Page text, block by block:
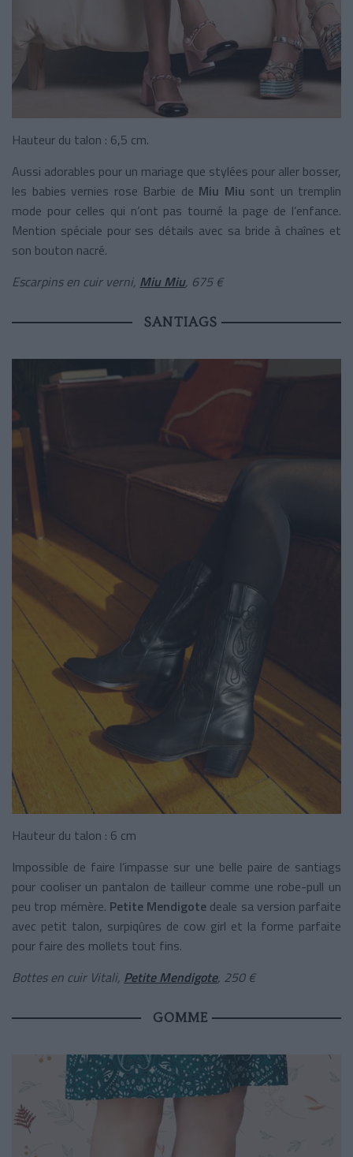
Hauteur du talon : 6,5 cm.
Aussi adorables pour un mariage que stylées pour aller bosser,
les babies vernies rose Barbie de Miu Miu sont un tremplin
mode pour celles qui n’ont pas tourné la page de l’enfance.
Mention spéciale pour ses détails avec sa bride à chaînes et
son bouton nacré.
Escarpins en cuir verni, Miu Miu, 675 €
SANTIAGS
Hauteur du talon : 6 cm
Impossible de faire l’impasse sur une belle paire de santiags
pour cooliser un pantalon de tailleur comme une robe-pull un
peu trop mémère. Petite Mendigote deale sa version parfaite
avec petit talon, surpiqûres de cow girl et la forme parfaite
pour faire des mollets tout fins.
Bottes en cuir Vitali, Petite Mendigote, 250 €
GOMME